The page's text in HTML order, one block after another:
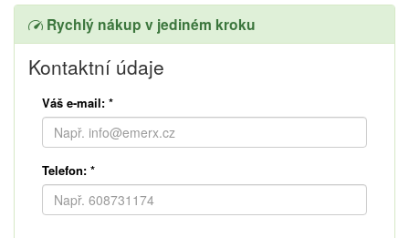
Rychlý nákup v jediném kroku
Kontaktní údaje
Váš e-mail: *
Telefon: *